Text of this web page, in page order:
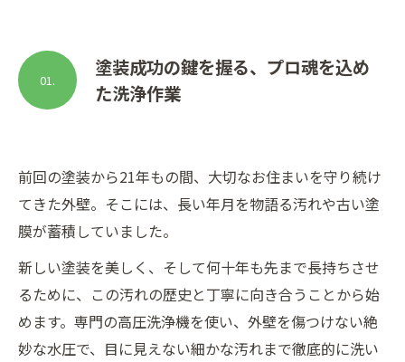
塗装成功の鍵を握る、プロ魂を込め
た洗浄作業
01.
前回の塗装から21年もの間、大切なお住まいを守り続け
てきた外壁。そこには、長い年月を物語る汚れや古い塗
膜が蓄積していました。
新しい塗装を美しく、そして何十年も先まで長持ちさせ
るために、この汚れの歴史と丁寧に向き合うことから始
めます。専門の高圧洗浄機を使い、外壁を傷つけない絶
妙な水圧で、目に見えない細かな汚れまで徹底的に洗い